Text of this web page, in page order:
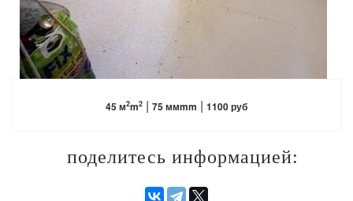
45 м2m2 | 75 ммmm | 1100 руб
поделитесь информацией: